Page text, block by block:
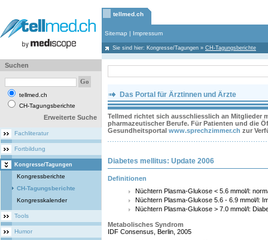
tellmed.ch
Sitemap | Impressum
Sie sind hier: Kongresse/Tagungen » CH-Tagungsberichte
Suchen
tellmed.ch
CH-Tagungsberichte
Erweiterte Suche
Fachliteratur
Fortbildung
Kongresse/Tagungen
Kongressberichte
CH-Tagungsberichte
Kongresskalender
Tools
Humor
Das Portal für Ärztinnen und Ärzte
Tellmed richtet sich ausschliesslich an Mitglieder
pharmazeutischer Berufe. Für Patienten und die
Gesundheitsportal www.sprechzimmer.ch zur
Diabetes mellitus: Update 2006
Definitionen
Nüchtern Plasma-Glukose < 5.6 mmol/l:
Nüchtern Plasma-Glukose 5.6 - 6.9 mmol/l:
Nüchtern Plasma-Glukose > 7.0 mmol/l:
Metabolisches Syndrom
IDF Consensus, Berlin, 2005